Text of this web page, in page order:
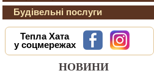
Будівельні послуги
Тепла Хата
у соцмережах
НОВИНИ